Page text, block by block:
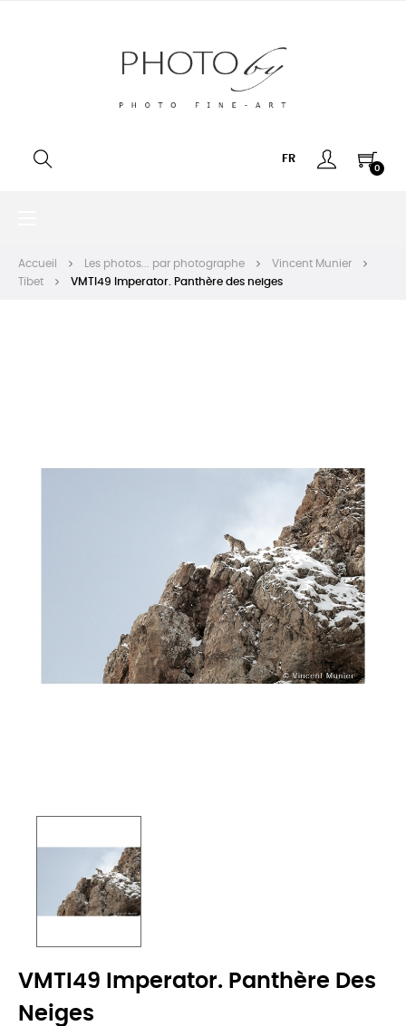
FR
0
Accueil Les photos... par photographe
Vincent Munier
Tibet
VMTI49 Imperator. Panthère des neiges
VMTI49 Imperator. Panthère Des
Neiges